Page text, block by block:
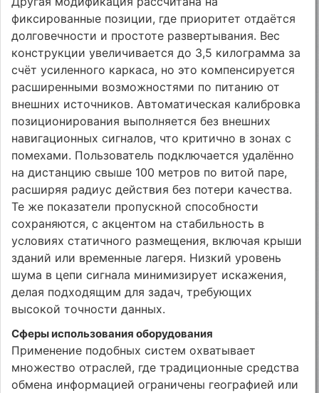
фиксированные позиции, где приоритет отдаётся
долговечности и простоте развертывания. Вес
конструкции увеличивается до 3,5 килограмма за
счёт усиленного каркаса, но это компенсируется
расширенными возможностями по питанию от
внешних источников. Автоматическая калибровка
позиционирования выполняется без внешних
навигационных сигналов, что критично в зонах с
помехами. Пользователь подключается удалённо
на дистанцию свыше 100 метров по витой паре,
расширяя радиус действия без потери качества.
Те же показатели пропускной способности
сохраняются, с акцентом на стабильность в
условиях статичного размещения, включая крыши
зданий или временные лагеря. Низкий уровень
шума в цепи сигнала минимизирует искажения,
делая подходящим для задач, требующих
высокой точности данных.
Сферы использования оборудования
Применение подобных систем охватывает
множество отраслей, где традиционные средства
обмена информацией ограничены географией или